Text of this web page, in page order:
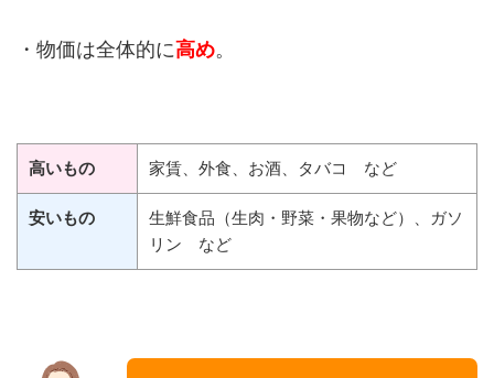
・物価は全体的に高め。
高いもの 家賃、外食、お酒、タバコ など
安いもの
生鮮食品（生肉・野菜・果物など）、ガソ
リン など